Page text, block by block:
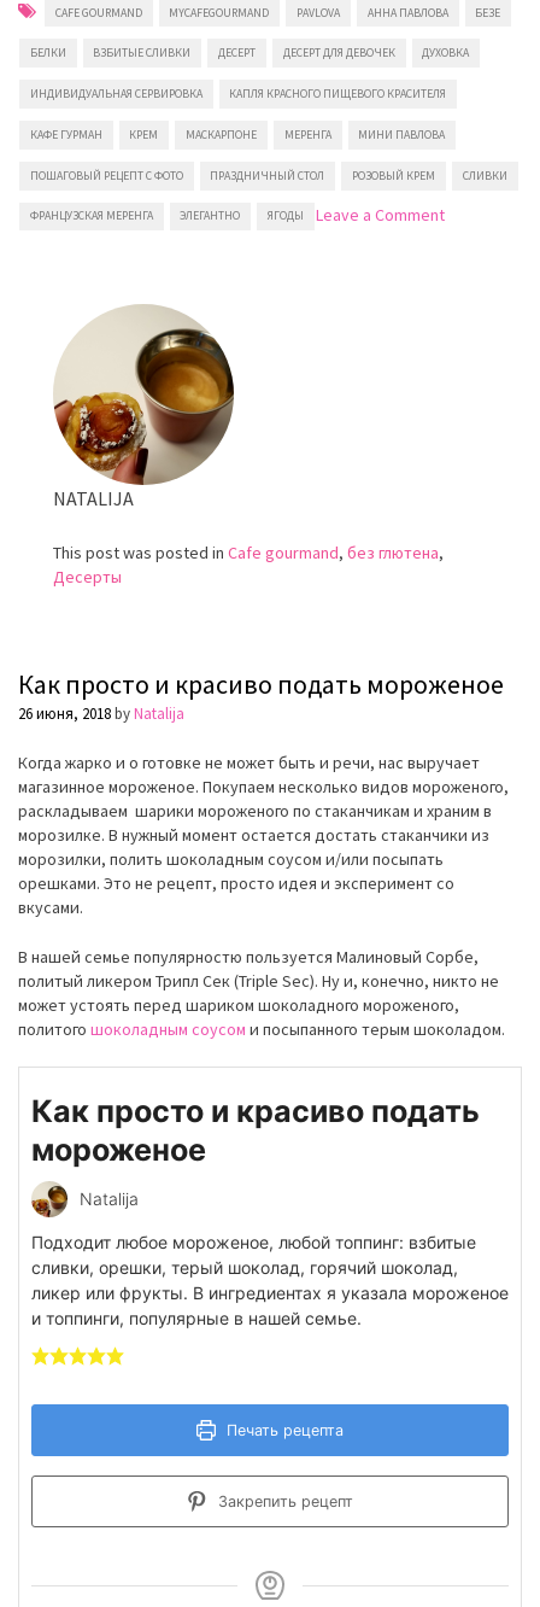
CAFE GOURMAND MYCAFEGOURMAND PAVLOVA АННА ПАВЛОВА БЕЗЕ
БЕЛКИ ВЗБИТЫЕ СЛИВКИ ДЕСЕРТ ДЕСЕРТ ДЛЯ ДЕВОЧЕК ДУХОВКА
ИНДИВИДУАЛЬНАЯ СЕРВИРОВКА КАПЛЯ КРАСНОГО ПИЩЕВОГО КРАСИТЕЛЯ
КАФЕ ГУРМАН КРЕМ МАСКАРПОНЕ МЕРЕНГА МИНИ ПАВЛОВА
ПОШАГОВЫЙ РЕЦЕПТ С ФОТО ПРАЗДНИЧНЫЙ СТОЛ РОЗОВЫЙ КРЕМ СЛИВКИ
ФРАНЦУЗСКАЯ МЕРЕНГА ЭЛЕГАНТНО ЯГОДЫ Leave a Comment
NATALIJA
This post was posted in Cafe gourmand, без глютена,
Десерты
Как просто и красиво подать мороженое
26 июня, 2018byNatalija
Когда жарко и о готовке не может быть и речи, нас выручает
магазинное мороженое. Покупаем несколько видов мороженого,
раскладываем шарики мороженого по стаканчикам и храним в
морозилке. В нужный момент остается достать стаканчики из
морозилки, полить шоколадным соусом и/или посыпать
орешками. Это не рецепт, просто идея и эксперимент со
вкусами.
В нашей семье популярностю пользуется Малиновый Сорбе,
политый ликером Трипл Сек (Triple Sec). Ну и, конечно, никто не
может устоять перед шариком шоколадного мороженого,
политого шоколадным соусом и посыпанного терым шоколадом.
Как просто и красиво подать
мороженое
Natalija
Подходит любое мороженое, любой топпинг: взбитые
сливки, орешки, терый шоколад, горячий шоколад,
ликер или фрукты. В ингредиентах я указала мороженое
и топпинги, популярные в нашей семье.
Печать рецепта
Закрепить рецепт